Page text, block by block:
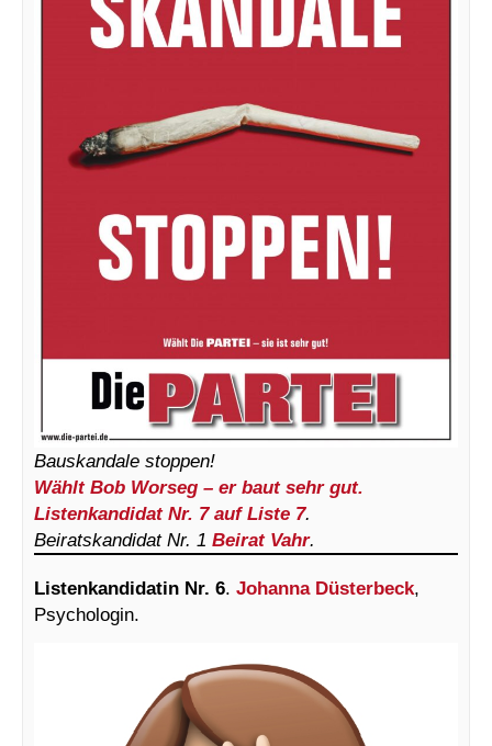
Bauskandale stoppen!
Wählt Bob Worseg – er baut sehr gut.
Listenkandidat Nr. 7 auf Liste 7.
Beiratskandidat Nr. 1 Beirat Vahr.
Listenkandidatin Nr. 6. Johanna Düsterbeck,
Psychologin.